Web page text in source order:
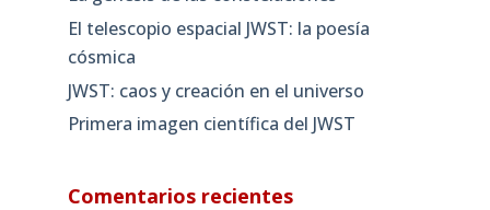
El telescopio espacial JWST: la poesía
cósmica
JWST: caos y creación en el universo
Primera imagen científica del JWST
Comentarios recientes